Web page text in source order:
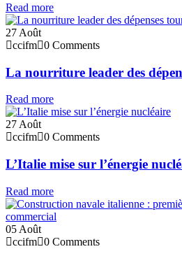
Read more
27 Août
ccifm 0 Comments
La nourriture leader des
Read more
27 Août
ccifm 0 Comments
L’Italie mise sur l’énergie
Read more
05 Août
ccifm 0 Comments